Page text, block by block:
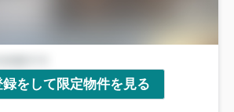
をして限定物件を見る